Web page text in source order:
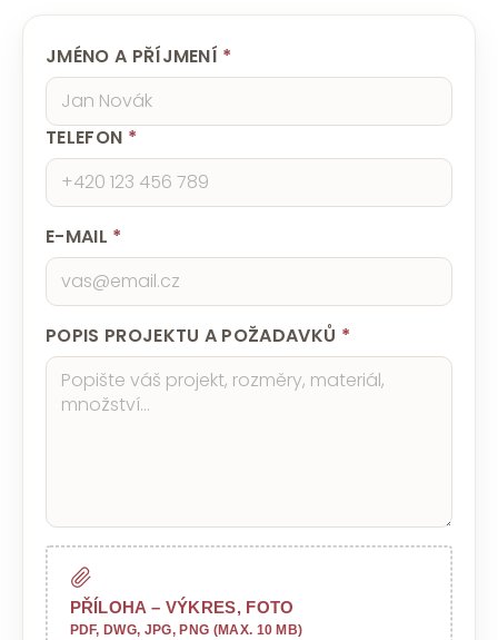
JMÉNO A PŘÍJMENÍ *
TELEFON *
E-MAIL *
POPIS PROJEKTU A POŽADAVKŮ *
PŘÍLOHA – VÝKRES, FOTO
PDF, DWG, JPG, PNG (MAX. 10 MB)